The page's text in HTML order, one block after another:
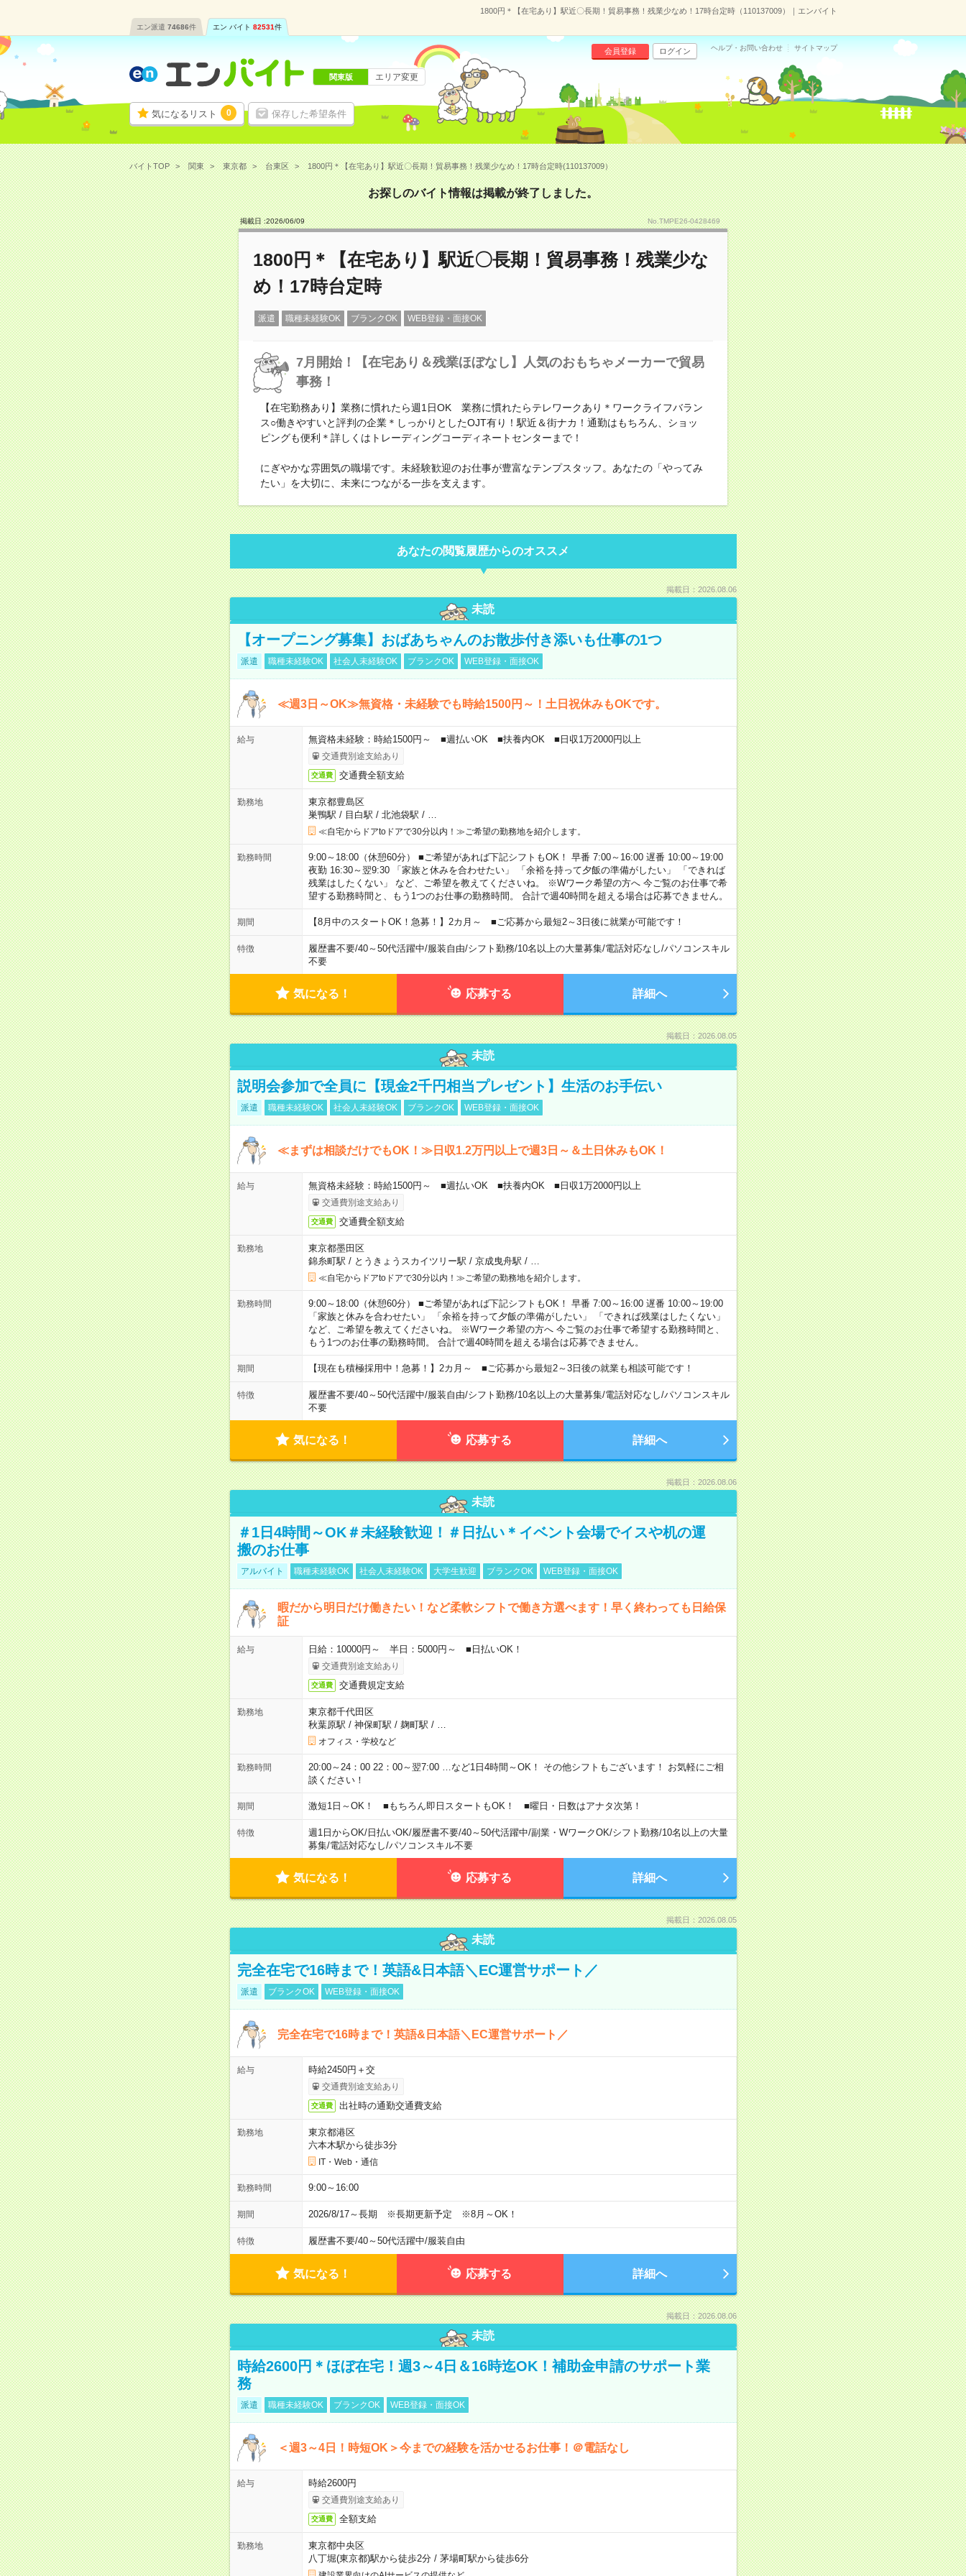
1800円＊【在宅あり】駅近〇長期！貿易事務！残業少なめ！17時台定時（110137009）｜エンバイト
エン派遣 74686件 エン バイト 82531件
気になるリスト 0 保存した希望条件
会員登録 ログイン ヘルプ・お問い合わせ サイトマップ
関東版 エリア変更
バイトTOP 関東 東京都 台東区 1800円＊【在宅あり】駅近〇長期！貿易事務！残業少なめ！17時台定時(110137009）
お探しのバイト情報は掲載が終了しました。
掲載日 :2026/06/09 No.TMPE26-0428469
1800円＊【在宅あり】駅近〇長期！貿易事務！残業少な
め！17時台定時
派遣 職種未経験OK ブランクOK WEB登録・面接OK
7月開始！【在宅あり＆残業ほぼなし】人気のおもちゃメーカーで貿易
事務！
【在宅勤務あり】業務に慣れたら週1日OK 業務に慣れたらテレワークあり＊ワークライフバラン
ス○働きやすいと評判の企業＊しっかりとしたOJT有り！駅近＆街ナカ！通勤はもちろん、ショッ
ピングも便利＊詳しくはトレーディングコーディネートセンターまで！
にぎやかな雰囲気の職場です。未経験歓迎のお仕事が豊富なテンプスタッフ。あなたの「やってみ
たい」を大切に、未来につながる一歩を支えます。
あなたの閲覧履歴からのオススメ
掲載日：2026.08.06
未読
【オープニング募集】おばあちゃんのお散歩付き添いも仕事の1つ
派遣 職種未経験OK 社会人未経験OK ブランクOK WEB登録・面接OK
≪週3日～OK≫無資格・未経験でも時給1500円～！土日祝休みもOKです。
給与 無資格未経験：時給1500円～ ■週払いOK ■扶養内OK ■日収1万2000円以上
交通費別途支給あり
交通費 交通費全額支給
勤務地
東京都豊島区
巣鴨駅 / 目白駅 / 北池袋駅 /
≪自宅からドアtoドアで30分以内！≫ご希望の勤務地を紹介します。
勤務時間
9:00～18:00（休憩60分） ■ご希望があれば下記シフトもOK！ 早番 7:00～16:00 遅番 10:00～19:00
夜勤 16:30～翌9:30 「家族と休みを合わせたい」 「余裕を持って夕飯の準備がしたい」 「できれば
残業はしたくない」 など、ご希望を教えてくださいね。 ※Wワーク希望の方へ 今ご覧のお仕事で希
望する勤務時間と、もう1つのお仕事の勤務時間。 合計で週40時間を超える場合は応募できません。
期間 【8月中のスタートOK！急募！】2カ月～ ■ご応募から最短2～3日後に就業が可能です！
特徴 履歴書不要/40～50代活躍中/服装自由/シフト勤務/10名以上の大量募集/電話対応なし/パソコンスキル
不要
気になる！ 応募する 詳細へ
掲載日：2026.08.05
未読
説明会参加で全員に【現金2千円相当プレゼント】生活のお手伝い
派遣 職種未経験OK 社会人未経験OK ブランクOK WEB登録・面接OK
≪まずは相談だけでもOK！≫日収1.2万円以上で週3日～＆土日休みもOK！
給与 無資格未経験：時給1500円～ ■週払いOK ■扶養内OK ■日収1万2000円以上
交通費別途支給あり
交通費 交通費全額支給
勤務地
東京都墨田区
錦糸町駅 / とうきょうスカイツリー駅 / 京成曳舟駅 /
≪自宅からドアtoドアで30分以内！≫ご希望の勤務地を紹介します。
勤務時間
9:00～18:00（休憩60分） ■ご希望があれば下記シフトもOK！ 早番 7:00～16:00 遅番 10:00～19:00
「家族と休みを合わせたい」 「余裕を持って夕飯の準備がしたい」 「できれば残業はしたくない」
など、ご希望を教えてくださいね。 ※Wワーク希望の方へ 今ご覧のお仕事で希望する勤務時間と、
もう1つのお仕事の勤務時間。 合計で週40時間を超える場合は応募できません。
期間 【現在も積極採用中！急募！】2カ月～ ■ご応募から最短2～3日後の就業も相談可能です！
特徴 履歴書不要/40～50代活躍中/服装自由/シフト勤務/10名以上の大量募集/電話対応なし/パソコンスキル
不要
気になる！ 応募する 詳細へ
掲載日：2026.08.06
未読
＃1日4時間～OK＃未経験歓迎！＃日払い＊イベント会場でイスや机の運
搬のお仕事
アルバイト 職種未経験OK 社会人未経験OK 大学生歓迎 ブランクOK WEB登録・面接OK
暇だから明日だけ働きたい！など柔軟シフトで働き方選べます！早く終わっても日給保
証
給与 日給：10000円～ 半日：5000円～ ■日払いOK！
交通費別途支給あり
交通費 交通費規定支給
勤務地
東京都千代田区
秋葉原駅 / 神保町駅 / 麹町駅 /
オフィス・学校など
勤務時間
20:00～24：00 22：00～翌7:00 …など1日4時間～OK！ その他シフトもございます！ お気軽にご相
談ください！
期間 激短1日～OK！ ■もちろん即日スタートもOK！ ■曜日・日数はアナタ次第！
特徴 週1日からOK/日払いOK/履歴書不要/40～50代活躍中/副業・WワークOK/シフト勤務/10名以上の大量
募集/電話対応なし/パソコンスキル不要
気になる！ 応募する 詳細へ
掲載日：2026.08.05
未読
完全在宅で16時まで！英語&日本語＼EC運営サポート／
派遣 ブランクOK WEB登録・面接OK
完全在宅で16時まで！英語&日本語＼EC運営サポート／
給与 時給2450円＋交
交通費別途支給あり
交通費 出社時の通勤交通費支給
勤務地
東京都港区
六本木駅から徒歩3分
IT・Web・通信
勤務時間 9:00～16:00
期間 2026/8/17～長期 ※長期更新予定 ※8月～OK！
特徴 履歴書不要/40～50代活躍中/服装自由
気になる！ 応募する 詳細へ
掲載日：2026.08.06
未読
時給2600円＊ほぼ在宅！週3～4日＆16時迄OK！補助金申請のサポート業
務
派遣 職種未経験OK ブランクOK WEB登録・面接OK
＜週3～4日！時短OK＞今までの経験を活かせるお仕事！＠電話なし
給与 時給2600円
交通費別途支給あり
交通費 全額支給
勤務地
東京都中央区
八丁堀(東京都)駅から徒歩2分/ 茅場町駅から徒歩6分